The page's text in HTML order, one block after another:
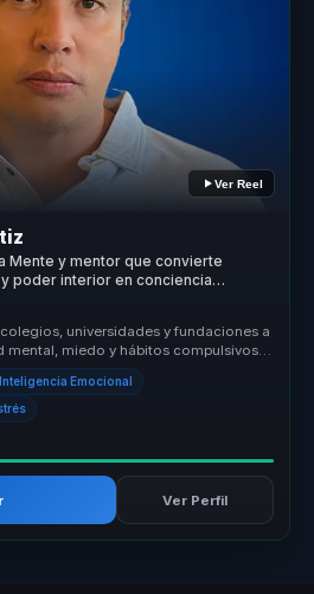
Ver Reel
Mente y mentor que convierte
poder interior en conciencia
universidades y fundaciones a
mental, miedo y hábitos compulsivos
Inteligencia Emocional
Ver Perfil